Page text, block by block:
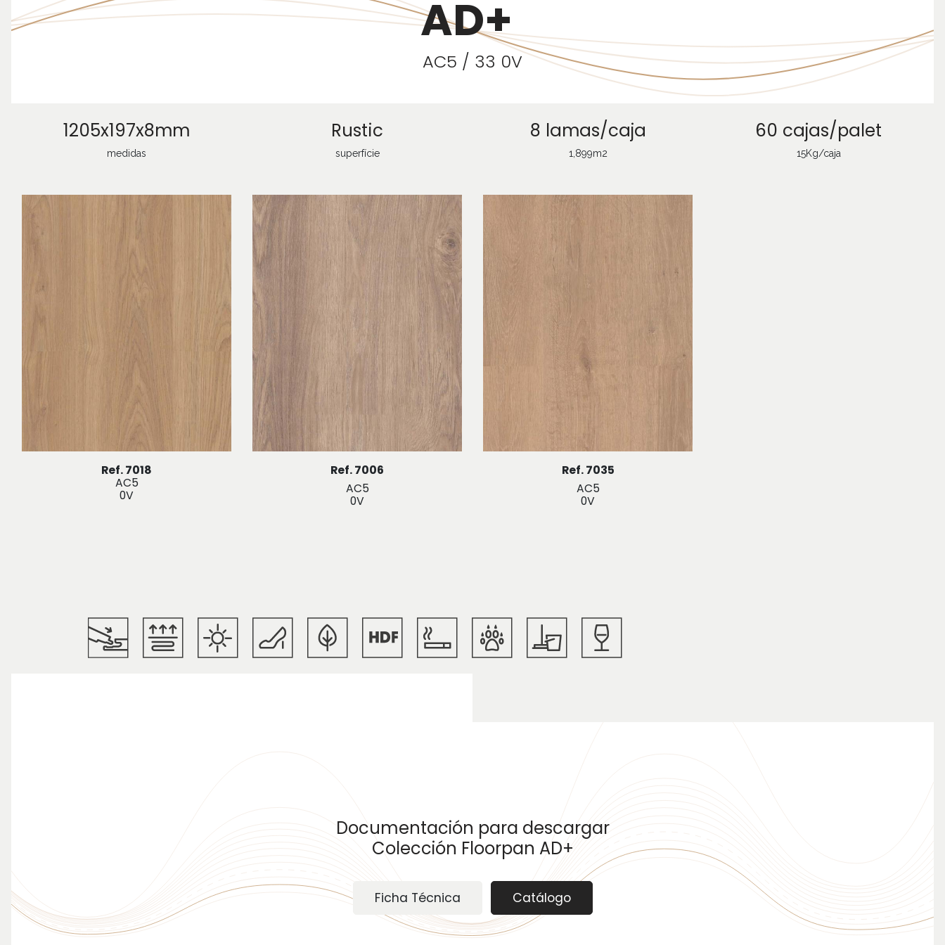
AD+
AC5 / 33 0V
1205x197x8mm
medidas
Rustic
superfície
8 lamas/caja
1,899m2
60 cajas/palet
15Kg/caja
Ref. 7018
AC5
0V
Ref. 7006
AC5
0V
Ref. 7035
AC5
0V
Documentación para descargar
Colección Floorpan AD+
Ficha Técnica Catálogo